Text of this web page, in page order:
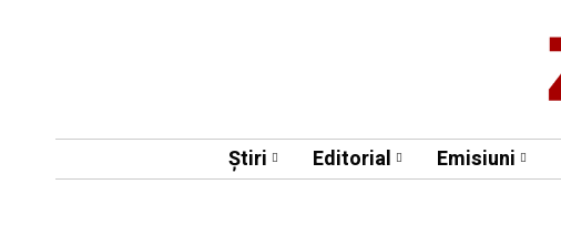
Știri Editorial Emisiuni